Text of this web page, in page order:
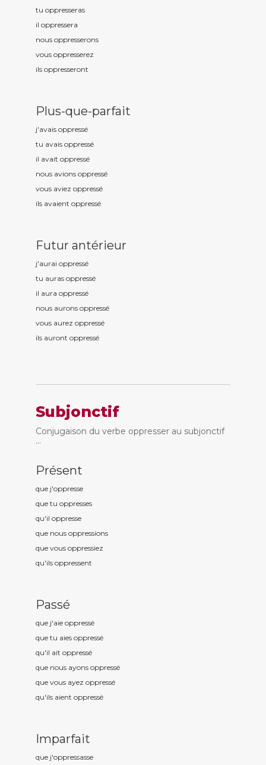
tu oppresseras
il oppressera
nous oppresserons
vous oppresserez
ils oppresseront
Plus-que-parfait
j'avais oppressé
tu avais oppressé
il avait oppressé
nous avions oppressé
vous aviez oppressé
ils avaient oppressé
Futur antérieur
j'aurai oppressé
tu auras oppressé
il aura oppressé
nous aurons oppressé
vous aurez oppressé
ils auront oppressé
Subjonctif
Conjugaison du verbe oppresser au subjonctif
...
Présent
que j'oppresse
que tu oppresses
qu'il oppresse
que nous oppressions
que vous oppressiez
qu'ils oppressent
Passé
que j'aie oppressé
que tu aies oppressé
qu'il ait oppressé
que nous ayons oppressé
que vous ayez oppressé
qu'ils aient oppressé
Imparfait
que j'oppressasse